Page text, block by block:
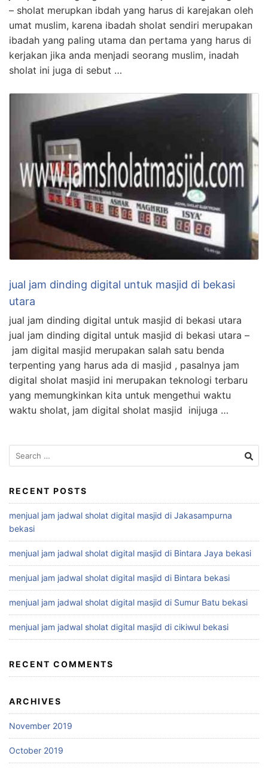
– sholat merupkan ibdah yang harus di karejakan oleh
umat muslim, karena ibadah sholat sendiri merupakan
ibadah yang paling utama dan pertama yang harus di
kerjakan jika anda menjadi seorang muslim, inadah
sholat ini juga di sebut …
jual jam dinding digital untuk masjid di bekasi
utara
jual jam dinding digital untuk masjid di bekasi utara
jual jam dinding digital untuk masjid di bekasi utara –
jam digital masjid merupakan salah satu benda
terpenting yang harus ada di masjid , pasalnya jam
digital sholat masjid ini merupakan teknologi terbaru
yang memungkinkan kita untuk mengethui waktu
waktu sholat, jam digital sholat masjid inijuga …
Search
for:
RECENT POSTS
menjual jam jadwal sholat digital masjid di Jakasampurna
bekasi
menjual jam jadwal sholat digital masjid di Bintara Jaya bekasi
menjual jam jadwal sholat digital masjid di Bintara bekasi
menjual jam jadwal sholat digital masjid di Sumur Batu bekasi
menjual jam jadwal sholat digital masjid di cikiwul bekasi
RECENT COMMENTS
ARCHIVES
November 2019
October 2019